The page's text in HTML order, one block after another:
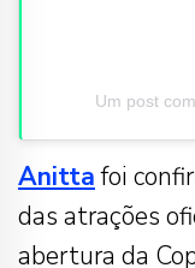
Um post
Anittafoi
das atrações
abertura da